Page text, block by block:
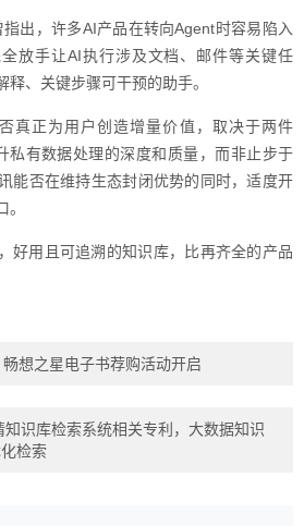
出，许多AI产品在转向Agent时容易陷入
放手让AI执行涉及文档、邮件等关键任
、关键步骤可干预的助手。
真正为用户创造增量价值，取决于两件
私有数据处理的深度和质量，而非止步于
能否在维持生态封闭优势的同时，适度开
好用且可追溯的知识库，比再齐全的产品
想之星电子书荐购活动开启
知识库检索系统相关专利，大数据知识
检索